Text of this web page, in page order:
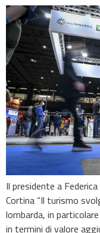
Il presidente a
Cortina “Il turismo
lombarda, in
in termini di valore